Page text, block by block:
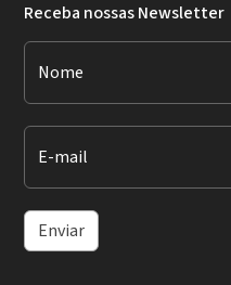
Receba nossas Newsletter
Nome
E-mail
Enviar